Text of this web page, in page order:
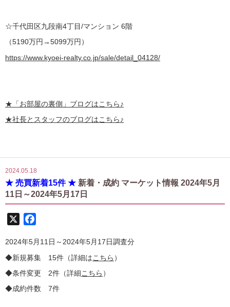
☆千代田区九段南4丁目/マンション 6階
（5190万円→5099万円）
https://www.kyoei-realty.co.jp/sale/detail_04128/
★ 「お部屋の裏側」 ブログはこちら♪
★社長とスタッフのブログはこちら♪
2024.05.18
★ 売買新着15件 ★ 新着・成約 マーケット情報 2024年5月
11日～2024年5月17日
2024年5月11日～2024年5月17日調査分
◆新規募集 15件（詳細はこちら ）
◆条件変更 2件（詳細こちら ）
◆成約件数 7件